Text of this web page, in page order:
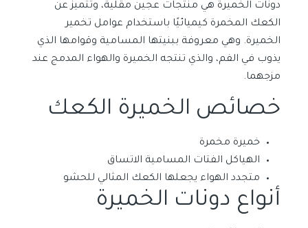
دونات الخميرة هي منتجات عجين مقلية، وتتميز عن
الكعك المخمرة كيميائيًا باستخدام عوامل تخمير
الخميرة. وهي معروفة ببنيتها المسامية وقوامها الذي
يذوب في الفم، والذي تنتجه الخميرة والهواء المدمج عند
مزجهما.
خصائص الخميرة الكعك
خميرة مخمرة
الهياكل الفتات المسامية الاتساق
متجدد الهواء يجعلها الكعك المثالي للحشو
أنواع دونات الخميرة